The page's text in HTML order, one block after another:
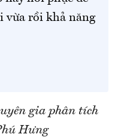
vừa rồi khả năng
gia phân tích
Hưng